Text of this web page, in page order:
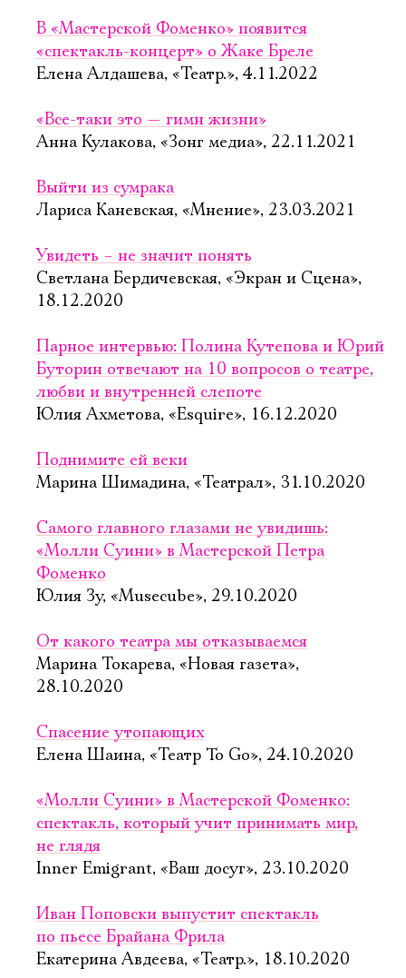
В «Мастерской Фоменко» появится
«спектакль-концерт» о Жаке Бреле
Елена Алдашева, «Театр.», 4.11.2022
«Все-таки это — гимн жизни»
Анна Кулакова, «Зонг медиа», 22.11.2021
Выйти из сумрака
Лариса Каневская, «Мнение», 23.03.2021
Увидеть – не значит понять
Светлана Бердичевская, «Экран и Сцена»,
18.12.2020
Парное интервью: Полина Кутепова и Юрий
Буторин отвечают на 10 вопросов о театре,
любви и внутренней слепоте
Юлия Ахметова, «Esquire», 16.12.2020
Поднимите ей веки
Марина Шимадина, «Театрал», 31.10.2020
Самого главного глазами не увидишь:
«Молли Суини» в Мастерской Петра
Фоменко
Юлия Зу, «Musecube», 29.10.2020
От какого театра мы отказываемся
Марина Токарева, «Новая газета»,
28.10.2020
Спасение утопающих
Елена Шаина, «Театр To Go», 24.10.2020
«Молли Суини» в Мастерской Фоменко:
спектакль, который учит принимать мир,
не глядя
Inner Emigrant, «Ваш досуг», 23.10.2020
Иван Поповски выпустит спектакль
по пьесе Брайана Фрила
Екатерина Авдеева, «Театр.», 18.10.2020